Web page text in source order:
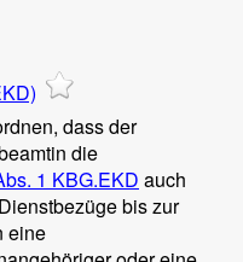
dass der
die
1 KBG.EKD auch
bis zur
eine